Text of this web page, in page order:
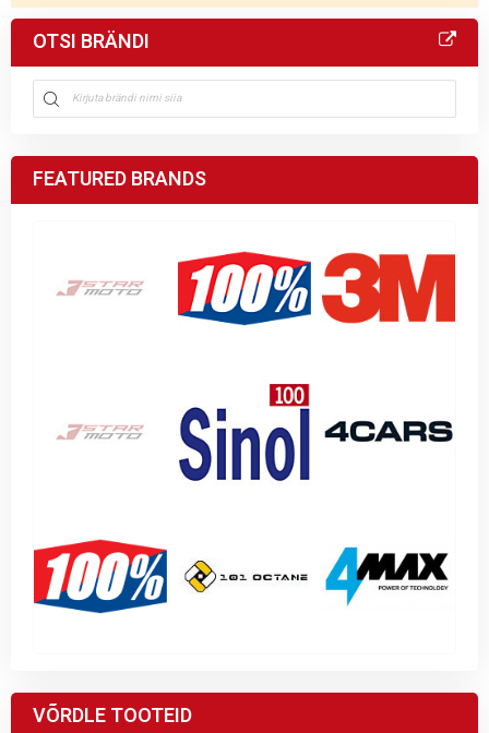
OTSI BRÄNDI
FEATURED BRANDS
VÕRDLE TOOTEID